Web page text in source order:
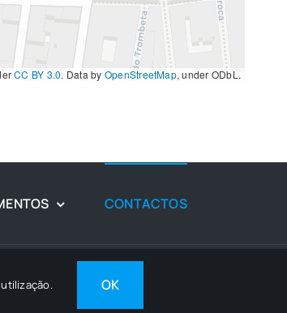
CC BY 3.0. Data by OpenStreetMap, under ODbL.
CONTACTOS
OK